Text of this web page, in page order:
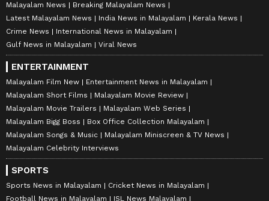
Malayalam News
Breaking Malayalam News
Latest Malayalam News
India News in Malayalam
Kerala News
Crime News
International News in Malayalam
Gulf News in Malayalam
Viral News
ENTERTAINMENT
Malayalam Film New
Entertainment News in Malayalam
Malayalam Short Films
Malayalam Movie Review
Malayalam Movie Trailers
Malayalam Web Series
Malayalam Bigg Boss
Box Office Collection Malayalam
Malayalam Songs & Music
Malayalam Miniscreen & TV News
Malayalam Celebrity Interviews
SPORTS
Sports News in Malayalam
Cricket News in Malayalam
Football News in Malayalam
ISL News Malayalam